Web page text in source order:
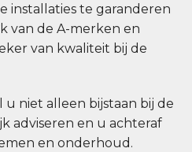
installaties te garanderen
van de A-merken en
van kwaliteit bij de
u niet alleen bijstaan bij de
adviseren en u achteraf
en onderhoud.